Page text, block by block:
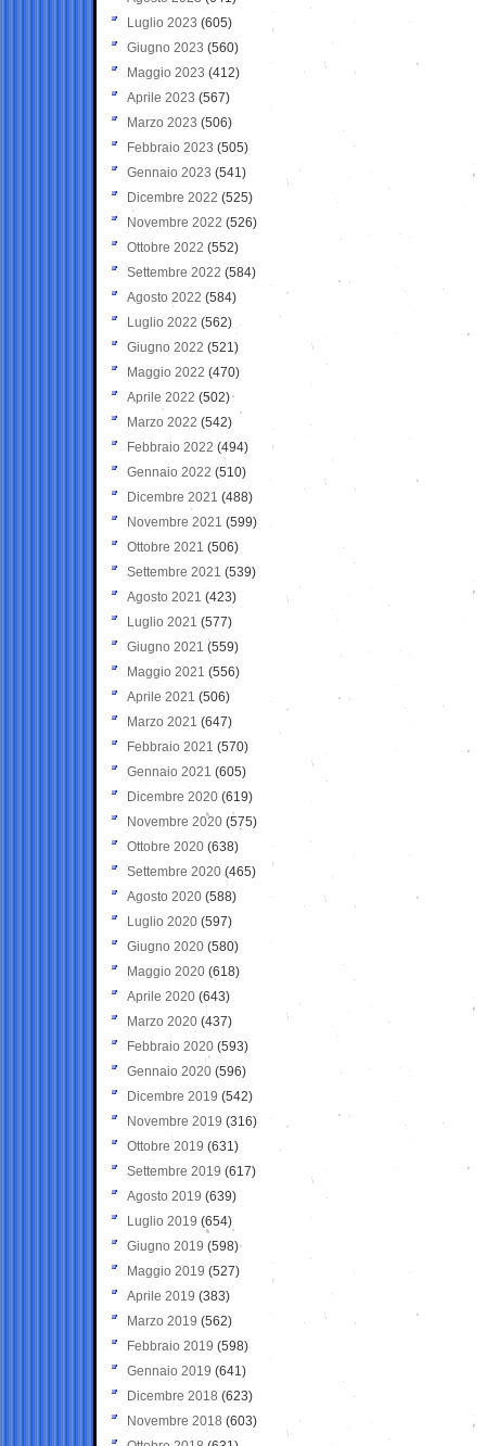
Luglio 2023 (605)
Giugno 2023 (560)
Maggio 2023 (412)
Aprile 2023 (567)
Marzo 2023 (506)
Febbraio 2023 (505)
Gennaio 2023 (541)
Dicembre 2022 (525)
Novembre 2022 (526)
Ottobre 2022 (552)
Settembre 2022 (584)
Agosto 2022 (584)
Luglio 2022 (562)
Giugno 2022 (521)
Maggio 2022 (470)
Aprile 2022 (502)
Marzo 2022 (542)
Febbraio 2022 (494)
Gennaio 2022 (510)
Dicembre 2021 (488)
Novembre 2021 (599)
Ottobre 2021 (506)
Settembre 2021 (539)
Agosto 2021 (423)
Luglio 2021 (577)
Giugno 2021(559)
Maggio 2021 (556)
Aprile 2021 (506)
Marzo 2021 (647)
Febbraio 2021 (570)
Gennaio 2021 (605)
Dicembre 2020 (619)
Novembre 2020 (575)
Ottobre 2020 (638)
Settembre 2020(465)
Agosto 2020 (588)
Luglio 2020 (597)
Giugno 2020 (580)
Maggio 2020 (618)
Aprile 2020 (643)
Marzo 2020 (437)
Febbraio 2020 (593)
Gennaio 2020 (596)
Dicembre 2019 (542)
Novembre 2019 (316)
Ottobre 2019 (631)
Settembre 2019 (617)
Agosto 2019 (639)
Luglio 2019 (654)
Giugno 2019 (598)
Maggio 2019 (527)
Aprile 2019 (383)
Marzo 2019 (562)
Febbraio 2019 (598)
Gennaio 2019 (641)
Dicembre 2018 (623)
Novembre 2018 (603)